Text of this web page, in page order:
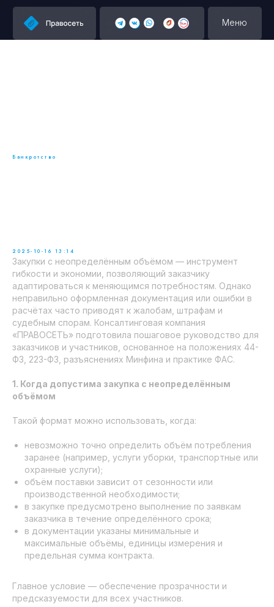
Меню
Банкротство
2025-10-16 13:14
Закупки с неопределённым объёмом — инструмент
гибкости и экономии, позволяющий заказчику
адаптироваться к меняющимся потребностям. Однако
неправильно оформленная документация или ошибки в
расчётах часто приводят к жалобам, штрафам и
судебным спорам. Консалтинговая компания
«ПРАВОСЕТЬ» подготовила пошаговое руководство для
заказчиков и участников, основанное на положениях 44-
ФЗ, 223-ФЗ, разъяснениях Минфина и практике ФАС.
1. Когда допустима закупка с неопределённым
объёмом
Такой формат можно использовать, когда:
невозможно точно определить объём потребления
заранее (например, услуги уборки, транспортные или
охранные услуги);
объём поставки зависит от сезонности или
производственной необходимости;
в закупке предусмотрено выполнение по заявкам
заказчика в течение определённого срока;
в документации указаны минимальные и
максимальные объёмы, единицы измерения и
предельная сумма контракта.
Главное условие — обеспечение прозрачности и
предсказуемости для всех участников.